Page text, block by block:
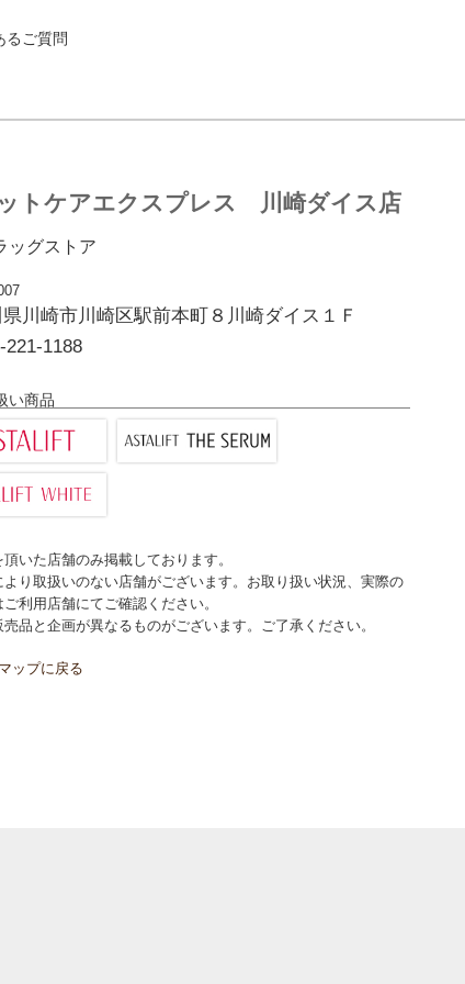
るご質問
トケアエクスプレス 川崎ダイス店
ッグストア
川崎市川崎区駅前本町８川崎ダイス１Ｆ
1188
い商品
いた店舗のみ掲載しております。
り取扱いのない店舗がございます。お取り扱い状況、実際の
利用店舗にてご確認ください。
品と企画が異なるものがございます。ご了承ください。
ップに戻る